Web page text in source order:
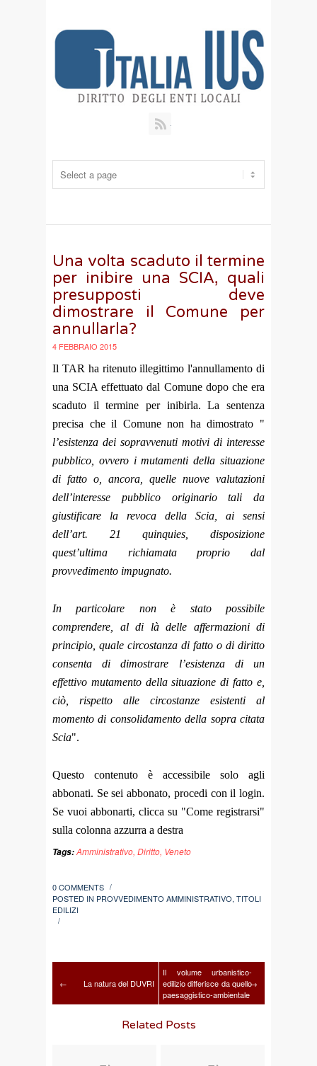
Una volta scaduto il termine
per inibire una SCIA, quali
presupposti deve
dimostrare il Comune per
annullarla?
4 FEBBRAIO 2015
Il TAR ha ritenuto illegittimo l'annullamento di
una SCIA effettuato dal Comune dopo che era
scaduto il termine per inibirla. La sentenza
precisa che il Comune non ha dimostrato "
l’esistenza dei sopravvenuti motivi di interesse
pubblico, ovvero i mutamenti della situazione
di fatto o, ancora, quelle nuove valutazioni
dell’interesse pubblico originario tali da
giustificare la revoca della Scia, ai sensi
dell’art. 21 quinquies, disposizione
quest’ultima richiamata proprio dal
provvedimento impugnato.
In particolare non è stato possibile
comprendere, al di là delle affermazioni di
principio, quale circostanza di fatto o di diritto
consenta di dimostrare l’esistenza di un
effettivo mutamento della situazione di fatto e,
ciò, rispetto alle circostanze esistenti al
momento di consolidamento della sopra citata
Scia".
Questo contenuto è accessibile solo agli
abbonati. Se sei abbonato, procedi con il login.
Se vuoi abbonarti, clicca su "Come registrarsi"
sulla colonna azzurra a destra
Tags:Amministrativo, Diritto, Veneto
0 COMMENTS /
POSTED IN PROVVEDIMENTO AMMINISTRATIVO,TITOLI
EDILIZI
/
← La natura del DUVRI
Il volume urbanistico-
edilizio differisce da quello
paesaggistico-ambientale
→
Related Posts